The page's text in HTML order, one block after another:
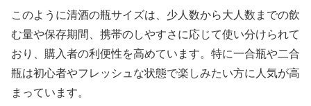
このように清酒の瓶サイズは、少人数から大人数までの飲
む量や保存期間、携帯のしやすさに応じて使い分けられて
おり、購入者の利便性を高めています。特に一合瓶や二合
瓶は初心者やフレッシュな状態で楽しみたい方に人気が高
まっています。